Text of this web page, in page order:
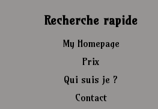
Recherche rapide
My Homepage
Prix
Qui suis je ?
Contact